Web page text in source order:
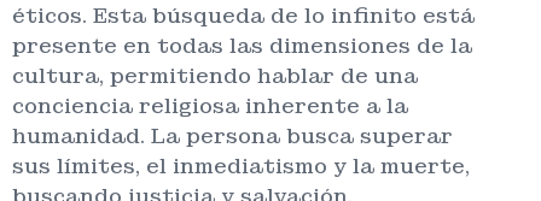
éticos. Esta búsqueda de lo infinito está
presente en todas las dimensiones de la
cultura, permitiendo hablar de una
conciencia religiosa inherente a la
humanidad. La persona busca superar
sus límites, el inmediatismo y la muerte,